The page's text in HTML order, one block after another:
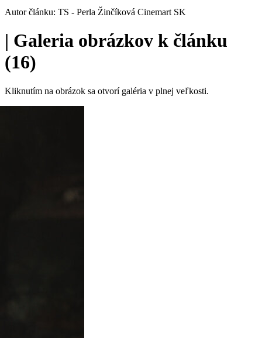
Autor článku: TS - Perla Žinčíková Cinemart SK
| Galeria obrázkov k článku
(16)
Kliknutím na obrázok sa otvorí galéria v plnej veľkosti.